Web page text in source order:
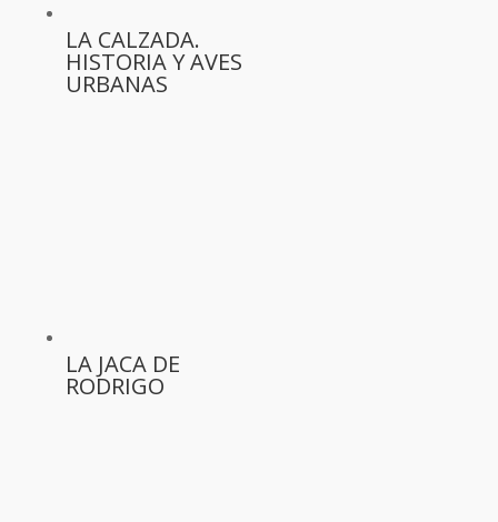
LA CALZADA.
HISTORIA Y AVES
URBANAS
LA JACA DE
RODRIGO